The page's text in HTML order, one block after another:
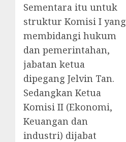
Sementara itu untuk
struktur Komisi I yang
membidangi hukum
dan pemerintahan,
jabatan ketua
dipegang Jelvin Tan.
Sedangkan Ketua
Komisi II (Ekonomi,
Keuangan dan
industri) dijabat